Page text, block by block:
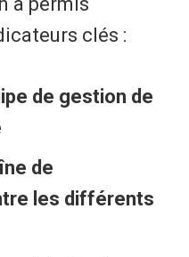
clés :
de gestion de
de
les différents